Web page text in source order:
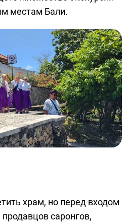
местам Бали.
храм, но перед входом
саронгов,